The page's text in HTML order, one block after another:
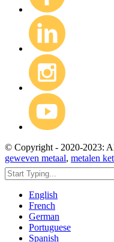
© Copyright - 2020-2023:
geweven metaal, metalen
English
French
German
Portuguese
Spanish